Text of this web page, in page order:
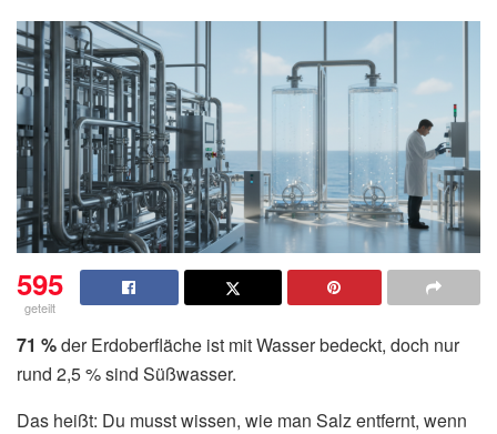
595
geteilt
71 %der Erdoberfläche ist mit Wasser bedeckt, doch nur
rund 2,5 % sind Süßwasser.
Das heißt: Du musst wissen, wie man Salz entfernt, wenn